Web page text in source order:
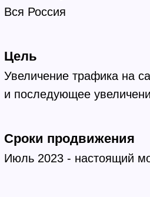
Вся Россия
Цель
Увеличение трафика на
и последующее
Сроки продвижения
Июль 2023 - настоящий